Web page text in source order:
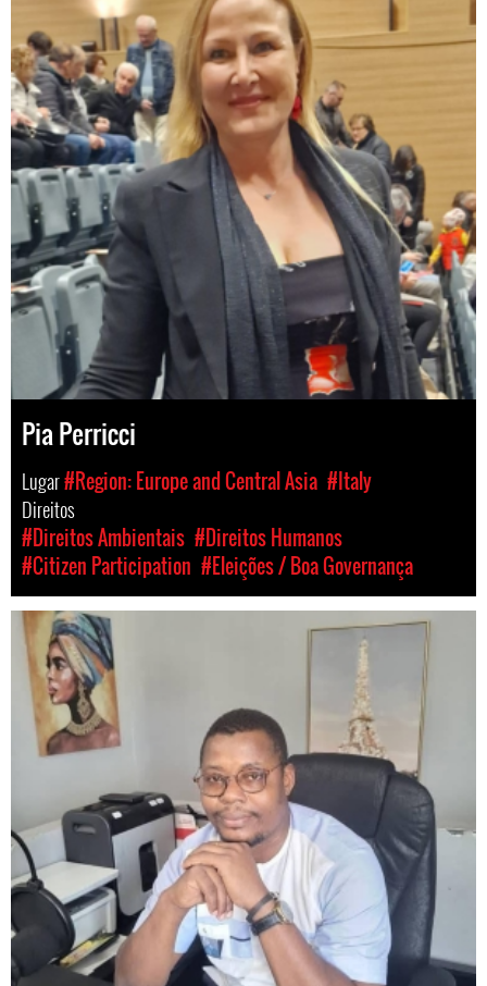
Pia Perricci
Lugar#Region: Europe and Central Asia #Italy
Direitos
#Direitos Ambientais #Direitos Humanos
#Citizen Participation #Eleições / Boa Governança